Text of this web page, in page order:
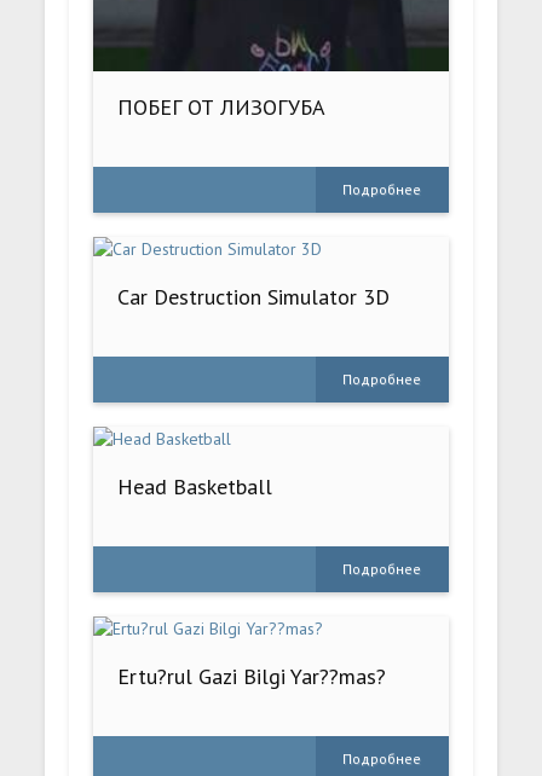
ПОБЕГ ОТ ЛИЗОГУБА
Подробнее
Car Destruction Simulator 3D
Подробнее
Head Basketball
Подробнее
Ertu?rul Gazi Bilgi Yar??mas?
Подробнее